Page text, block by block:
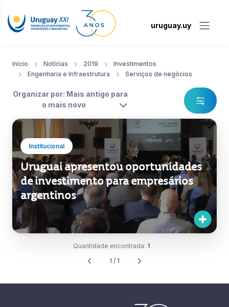
uruguay.uy
Início Notícias 2019
Investimentos
Engenharia e Infraestrutura
Serviços de negócios
Organizar por: Mais antigo para
o mais novo
Institucional
Uruguai apresentou oportunidades
de investimento para empresários
argentinos
Quantidade encontrada: 1
1 / 1